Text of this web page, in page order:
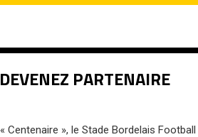
DEVENEZ PARTENAIRE
« Centenaire », le Stade Bordelais Football